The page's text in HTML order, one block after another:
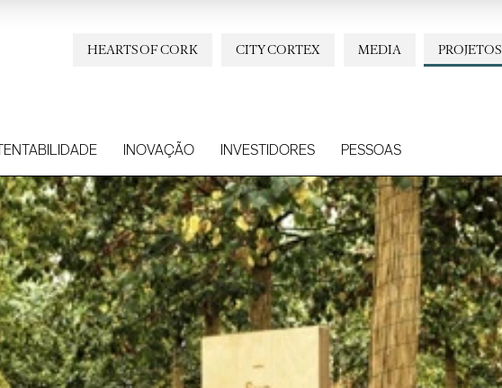
PROJETOS
MEDIA
CITY CORTEX
HEARTS OF CORK
INOVAÇÃO INVESTIDORES PESSOAS